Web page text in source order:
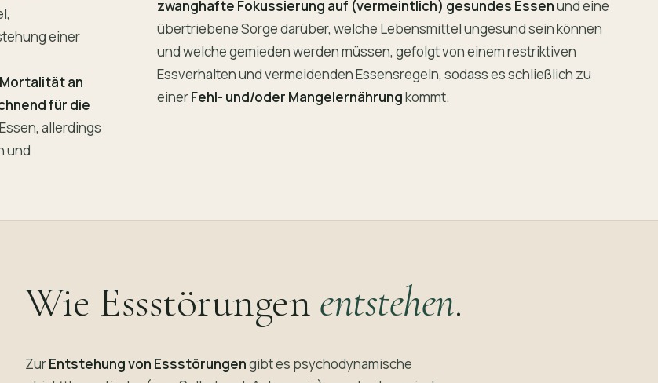
einer
Mortalität an
für die
allerdings
und
zwanghafte Fokussierung auf (vermeintlich) gesundes Essenund eine
übertriebene Sorge darüber, welche Lebensmittel ungesund sein können
und welche gemieden werden müssen, gefolgt von einem restriktiven
Essverhalten und vermeidenden Essensregeln, sodass es schließlich zu
einerFehl- und/oder Mangelernährungkommt.
Wie Essstörungen entstehen.
ZurEntstehung von Essstörungengibt es psychodynamische